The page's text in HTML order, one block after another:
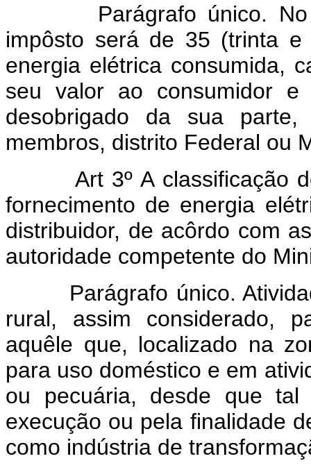
Parágrafo único. No
impôsto será de 35 (trinta
energia elétrica consumida,
seu valor ao consumidor e
desobrigado da sua
membros, distrito Federal ou
Art 3º A classificação
fornecimento de energia
distribuidor, de acôrdo com
autoridade competente do
Parágrafo único.
rural, assim considerado,
aquêle que, localizado na
para uso doméstico e em
ou pecuária, desde que tal
execução ou pela finalidade
como indústria de